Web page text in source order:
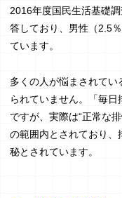
３．便秘のタ
５．薬物療法
６．まとめ
2016年度国民生活基礎
答しており、男性（2.5
ています。
多くの人が悩まされて
られていません。「毎
ですが、実際は“正常な
の範囲内とされており、
秘とされています。